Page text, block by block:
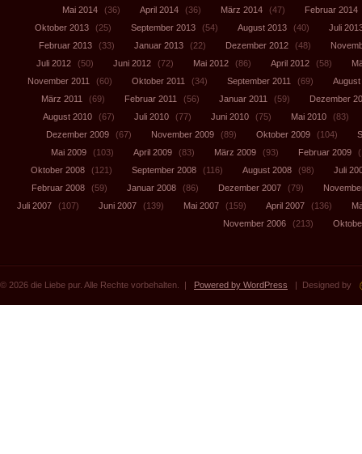
Mai 2014
(36) April 2014 (36) März 2014 (47) Februar 2014
Oktober 2013
(25) September 2013 (54) August 2013 (40)
Juli
Februar 2013
(33) Januar 2013 (22) Dezember 2012 (48)
Juli 2012
(50) Juni 2012 (72) Mai 2012 (86) April 2012 (58)
November 2011
(60) Oktober 2011 (34) September 2011 (69)
August
März 2011
(69) Februar 2011 (56) Januar 2011 (59)
Dezember
August 2010
(67) Juli 2010 (77) Juni 2010 (75) Mai 2010
(83)
Dezember 2009
(67) November 2009 (89) Oktober 2009 (104)
Mai 2009
(103) April 2009 (83) März 2009 (93) Februar 2009
Oktober 2008
(121) September 2008 (116) August 2008 (98)
Juli
Februar 2008
(59) Januar 2008 (86) Dezember 2007 (79)
Juli 2007
(107) Juni 2007 (139) Mai 2007 (159) April 2007 (136)
November 2006
(213)
© 2026 die Liebe pur. Alle Rechte vorbehalten. | Powered by WordPress | Designed by